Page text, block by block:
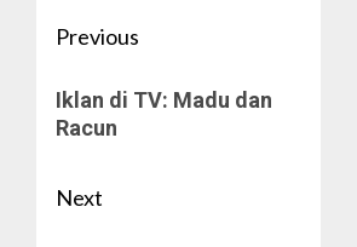
Post
navigation
Previous
post:
Iklan di TV: Madu dan
Racun
Next